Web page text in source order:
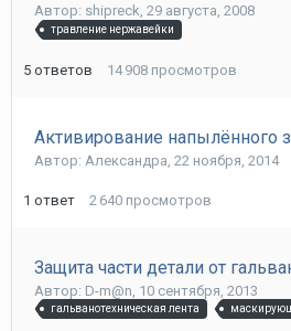
Автор: shipreck, 29 августа, 2008
травление нержавейки
5 ответов 14 908 просмотров
Активирование напылённого
Автор: Александра, 22 ноября, 2014
1 ответ 2 640 просмотров
Защита части детали от
Автор: D-m@n, 10 сентября, 2013
гальванотехническая лента